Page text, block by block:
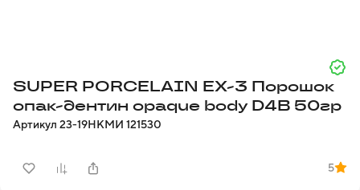
SUPER PORCELAIN EX-3 Порошок
опак-дентин opaque body D4B 50гр
Артикул 23-19НКМИ 121530
5